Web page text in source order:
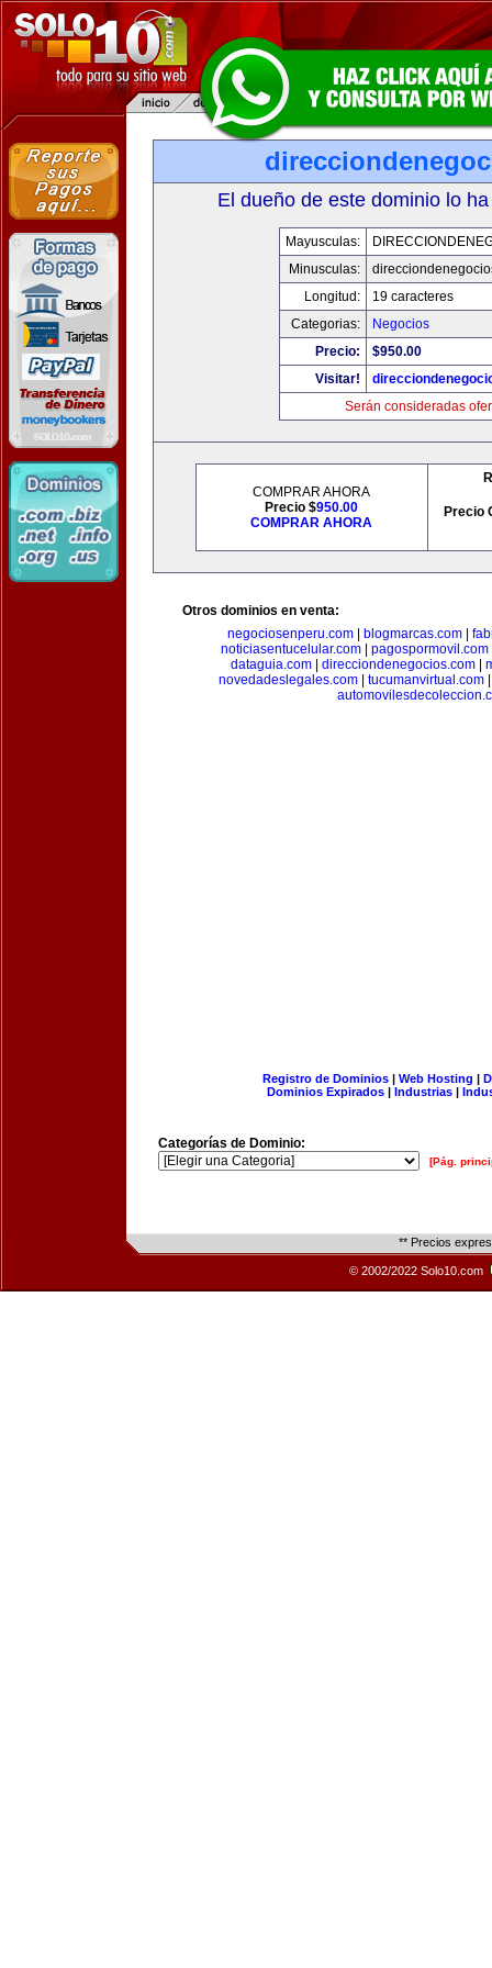
El dueño de este dominio lo
Mayusculas:
Minusculas:
Longitud:
19 caracteres
Categorias:
Negocios
Precio:
$950.00
Visitar!
Serán consideradas
COMPRAR AHORA
Precio $950.00
COMPRAR AHORA
Precio
Otros dominios en venta:
negociosenperu.com| blogmarcas.com|
noticiasentucelular.com
pagospormovil.com
dataguia.com| direcciondenegocios.com|
novedadeslegales.com
tucumanvirtual.com
Registro de Dominios| Web Hosting |
Dominios Expirados | Industrias |
Categorías de Dominio:
[Pág.
** Precios
© 2002/2022 Solo10.com